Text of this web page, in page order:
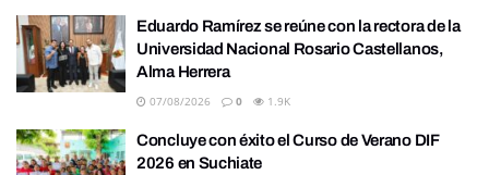
Eduardo Ramírez se reúne con la rectora de la
Universidad Nacional Rosario Castellanos,
Alma Herrera
07/08/2026 0 1.9K
Concluye con éxito el Curso de Verano DIF
2026 en Suchiate